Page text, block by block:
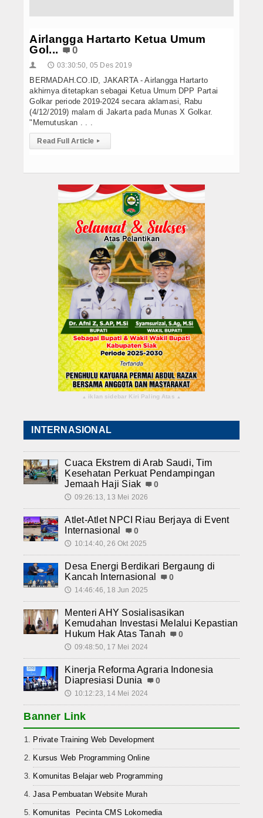
Airlangga Hartarto Ketua Umum
Gol...
0
👤 🕔 03:30:50, 05 Des 2019
BERMADAH.CO.ID, JAKARTA - Airlangga Hartarto
akhirnya ditetapkan sebagai Ketua Umum DPP Partai
Golkar periode 2019-2024 secara aklamasi, Rabu
(4/12/2019) malam di Jakarta pada Munas X Golkar.
"Memutuskan . . .
Read Full Article ▸
▴ iklan sidebar Kiri Paling Atas ▴
INTERNASIONAL
Cuaca Ekstrem di Arab Saudi, Tim
Kesehatan Perkuat Pendampingan
Jemaah Haji Siak
0
🕔 09:26:13, 13 Mei 2026
Atlet-Atlet NPCI Riau Berjaya di Event
Internasional
0
🕔 10:14:40, 26 Okt 2025
Desa Energi Berdikari Bergaung di
Kancah Internasional
0
🕔 14:46:46, 18 Jun 2025
Menteri AHY Sosialisasikan
Kemudahan Investasi Melalui Kepastian
Hukum Hak Atas Tanah
0
🕔 09:48:50, 17 Mei 2024
Kinerja Reforma Agraria Indonesia
Diapresiasi Dunia
0
🕔 10:12:23, 14 Mei 2024
Banner Link
Private Training Web Development
Kursus Web Programming Online
Komunitas Belajar web Programming
Jasa Pembuatan Website Murah
Komunitas Pecinta CMS Lokomedia